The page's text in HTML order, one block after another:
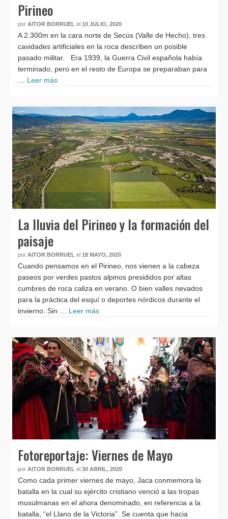
Pirineo
por AITOR BORRUEL el 10 JULIO, 2020
A 2.300m en la cara norte de Secús (Valle de Hecho), tres
cavidades artificiales en la roca describen un posible
pasado militar. Era 1939, la Guerra Civil española había
terminado, pero en el resto de Europa se preparaban para
Leer más
La lluvia del Pirineo y la formación del
paisaje
por AITOR BORRUEL el 18 MAYO, 2020
Cuando pensamos en el Pirineo, nos vienen a la cabeza
paseos por verdes pastos alpinos presididos por altas
cumbres de roca caliza en verano. O bien valles nevados
para la práctica del esquí o deportes nórdicos durante el
invierno. Sin … Leer más
Fotoreportaje: Viernes de Mayo
por AITOR BORRUEL el 30 ABRIL, 2020
Como cada primer viernes de mayo, Jaca conmemora la
batalla en la cual su ejército cristiano venció a las tropas
musulmanas en el ahora denominado, en referencia a la
batalla, “el Llano de la Victoria”. Se cuenta que hacia